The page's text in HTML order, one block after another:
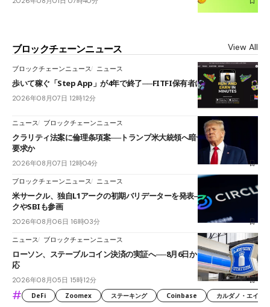
ブロックチェーンニュース View All
ブロックチェーンニュース ニュース
歩いて稼ぐ「Step App」が4年で終了──FITFI保有者に対応呼びかけ
2026年08月07日 12時12分
ニュース ブロックチェーンニュース
クラリティ法案に倫理条項案──トランプ米大統領へ暗号資産事業の売却
要求か
2026年08月07日 12時04分
ブロックチェーンニュース ニュース
米サークル、独自L1アークの初期バリデーターを発表――ブラックロッ
クやSBIも参画
2026年08月06日 16時03分
ニュース ブロックチェーンニュース
ローソン、ステーブルコイン決済の実証へ──8月6日からJPYCやUSDC対
応
2026年08月05日 15時12分
# DeFi Zoomex ステーキング Coinbase カルダノ・エイ